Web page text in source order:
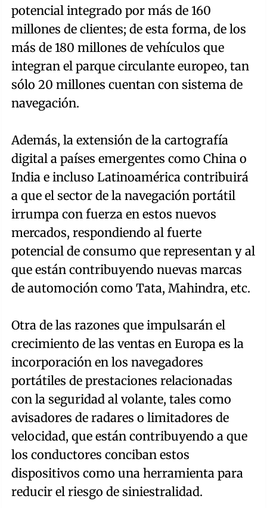
potencial integrado por más de 160
millones de clientes; de esta forma, de los
más de 180 millones de vehículos que
integran el parque circulante europeo, tan
sólo 20 millones cuentan con sistema de
navegación.
Además, la extensión de la cartografía
digital a países emergentes como China o
India e incluso Latinoamérica contribuirá
a que el sector de la navegación portátil
irrumpa con fuerza en estos nuevos
mercados, respondiendo al fuerte
potencial de consumo que representan y al
que están contribuyendo nuevas marcas
de automoción como Tata, Mahindra, etc.
Otra de las razones que impulsarán el
crecimiento de las ventas en Europa es la
incorporación en los navegadores
portátiles de prestaciones relacionadas
con la seguridad al volante, tales como
avisadores de radares o limitadores de
velocidad, que están contribuyendo a que
los conductores conciban estos
dispositivos como una herramienta para
reducir el riesgo de siniestralidad.